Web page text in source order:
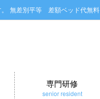
無差別平等 差額ベッド代無料
専門研修
senior resident